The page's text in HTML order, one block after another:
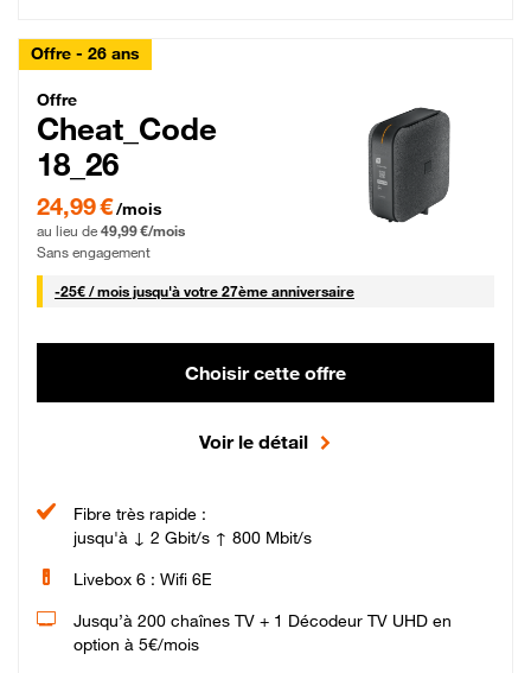
Offre - 26 ans
Cheat_Code Fibre_18_26
Offre
Cheat_Code
18_26
24,99 € par mois pendant 0 mois puis 49,99 € par mois, Sans engagement
24,99 €/mois
au lieu de 49,99 €/mois
Sans engagement
-25€ / mois25 € par mois
jusqu'à votre 27ème anniversaire
Choisir cette offre
Voir le détail
Fibre très rapide :
jusqu'à ↓ 2 Gbit/s ↑ 800 Mbit/s
Livebox 6 : Wifi 6E
Jusqu’à 200 chaînes TV + 1 Décodeur TV UHD en
option à 5€/mois